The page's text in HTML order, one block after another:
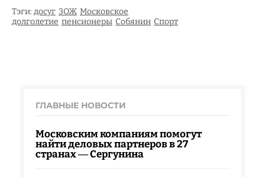
Тэги: досуг ЗОЖ Московское
долголетие пенсионеры Собянин Спорт
ГЛАВНЫЕ НОВОСТИ
Московским компаниям помогут
найти деловых партнеров в 27
странах — Сергунина